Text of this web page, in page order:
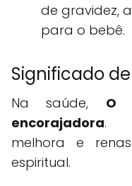
de gravidez,
para o bebê.
Significado
Na saúde, O
encorajadora.
melhora e
espiritual.